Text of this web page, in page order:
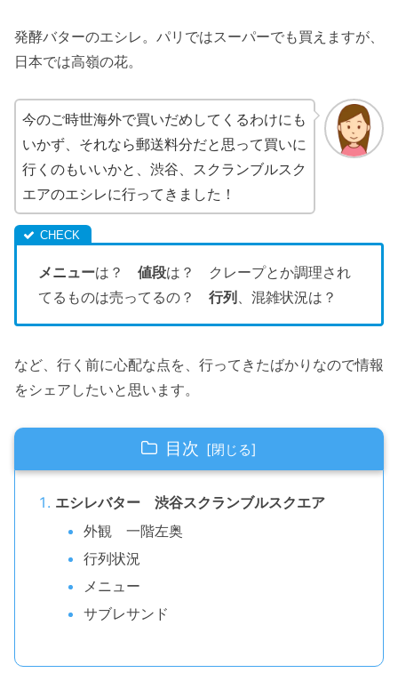
発酵バターのエシレ。パリではスーパーでも買えますが、
日本では高嶺の花。
今のご時世海外で買いだめしてくるわけにも
いかず、それなら郵送料分だと思って買いに
行くのもいいかと、渋谷、スクランブルスク
エアのエシレに行ってきました！
メニューは？ 値段は？ クレープとか調理され
てるものは売ってるの？ 行列 、混雑状況は？
など、行く前に心配な点を、行ってきたばかりなので情報
をシェアしたいと思います。
目次
エシレバター 渋谷スクランブルスクエア
外観 一階左奥
行列状況
メニュー
サブレサンド